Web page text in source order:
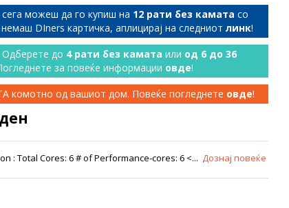
можеш да го купиш на 12 рати без камата со
DIners картичка, аплицирај на следниот линк!
Одберете до 4 рати без камата или од 6 до 36
за повеќе информации овде!
комотно од вашиот дом. Повеќе погледнете овде!
: Total Cores: 6 # of Performance-cores: 6 <... Дознај повеќе